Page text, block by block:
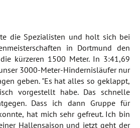
die Spezialisten und holt sich bei
in Dortmund den
kürzeren 1500 Meter. In 3:41,69
3000-Meter-Hindernisläufer nur
geben. "Es hat alles so geklappt,
vorgestellt habe. Das schnelle
Dass ich dann Gruppe für
hat mich sehr gefreut. Ich bin
Hallensaison und jetzt geht der